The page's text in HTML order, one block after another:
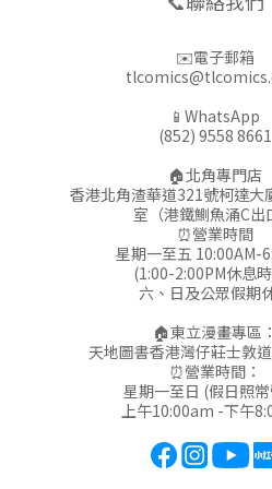
✉️電子郵箱
📱WhatsApp
(852) 9558 8661
🏠北角專門店
香港北角渣華道321號柯達大
室（港鐵鰂魚涌C出
⏰營業時間
星期一至五 10:00AM-
(1:00-2:00PM休息
六、日及公眾假期
🏠東立漫畫專區：
天地圖書香港灣仔莊士敦
⏰營業時間：
星期一至日 (假日照
上午10:00am -下午